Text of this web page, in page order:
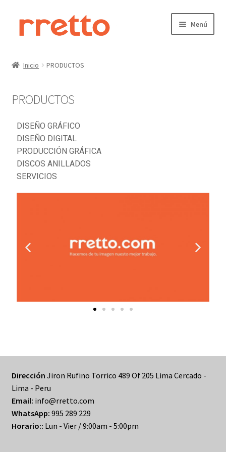
Menú
CONTACTO
curso
Inicio PRODUCTOS
PRODUCTOS
DISEÑO GRÁFICO
DISEÑO DIGITAL
PRODUCCIÓN GRÁFICA
DISCOS ANILLADOS
SERVICIOS
Dirección Jiron Rufino Torrico 489 Of 205 Lima Cercado -
Lima - Peru
Email: info@rretto.com
WhatsApp: 995 289 229
Horario:: Lun - Vier / 9:00am - 5:00pm